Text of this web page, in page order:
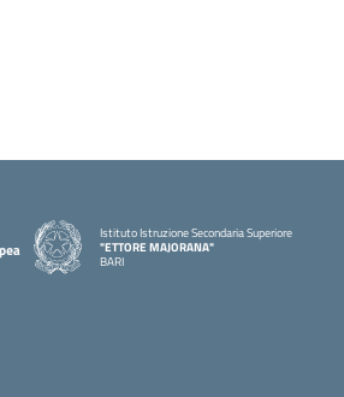
Istituto Istruzione Secondaria Superiore
"ETTORE MAJORANA"
BARI